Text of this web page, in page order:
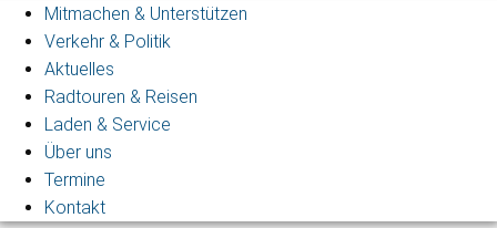
Mitmachen & Unterstützen
Verkehr & Politik
Aktuelles
Radtouren & Reisen
Laden & Service
Über uns
Termine
Kontakt